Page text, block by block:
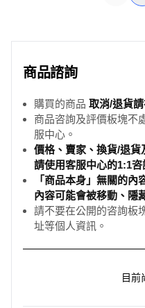
商品諮詢
購買的商品 取消/退貨
商品咨詢及評價板塊不
服中心。
價格、賣家、換貨/退
請使用客服中心的1:1咨
「商品本身」無關的
內容可能會被移動、隱
請不要在公開的咨詢板
址等個人資訊。
目前